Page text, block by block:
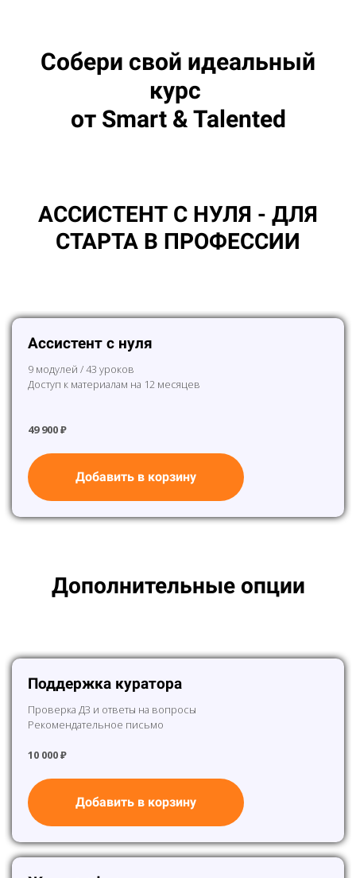
Собери свой идеальный
курс
от Smart & Talented
АССИСТЕНТ С НУЛЯ - ДЛЯ
СТАРТА В ПРОФЕССИИ
Ассистент с нуля
9 модулей / 43 уроков
Доступ к материалам на 12 месяцев
49 900 ₽
Добавить в корзину
Дополнительные опции
Поддержка куратора
Проверка ДЗ и ответы на вопросы
Рекомендательное письмо
10 000 ₽
Добавить в корзину